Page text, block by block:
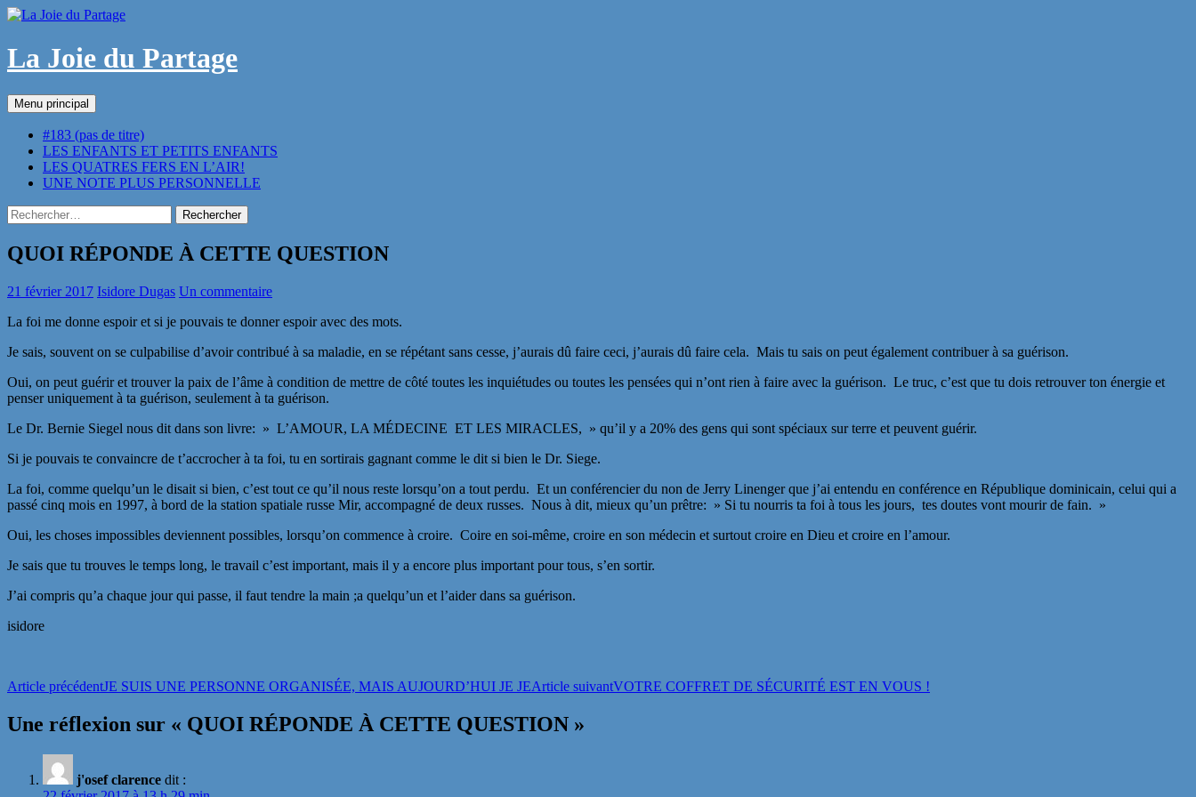
Aller
contenu
La Joie du Partage
Recherche
Menu principal
#183 (pas de titre)
LES ENFANTS ET PETITS ENFANTS
LES QUATRES FERS EN L’AIR!
UNE NOTE PLUS PERSONNELLE
Rechercher :
QUOI RÉPONDE À CETTE QUESTION
21 février 2017 Isidore Dugas Un commentaire
La foi me donne espoir et si je pouvais te donner espoir avec des mots.
Je sais, souvent on se culpabilise d’avoir contribué à sa maladie, en se répétant sans cesse, j’aurais dû faire ceci, j’aurais dû faire cela. Mais tu sais on peut également contribuer à sa guérison.
Oui, on peut guérir et trouver la paix de l’âme à condition de mettre de côté toutes les inquiétudes ou toutes les pensées qui n’ont rien à faire avec la guérison. Le truc, c’est que tu dois retrouver ton énergie et
penser uniquement à ta guérison, seulement à ta guérison.
Le Dr. Bernie Siegel nous dit dans son livre: » L’AMOUR, LA MÉDECINE ET LES MIRACLES, » qu’il y a 20% des gens qui sont spéciaux sur terre et peuvent guérir.
Si je pouvais te convaincre de t’accrocher à ta foi, tu en sortirais gagnant comme le dit si bien le Dr. Siege.
La foi, comme quelqu’un le disait si bien, c’est tout ce qu’il nous reste lorsqu’on a tout perdu. Et un conférencier du non de Jerry Linenger que j’ai entendu en conférence en République dominicain, celui qui a
passé cinq mois en 1997, à bord de la station spatiale russe Mir, accompagné de deux russes. Nous à dit, mieux qu’un prêtre: » Si tu nourris ta foi à tous les jours, tes doutes vont mourir de fain. »
Oui, les choses impossibles deviennent possibles, lorsqu’on commence à croire. Coire en soi-même, croire en son médecin et surtout croire en Dieu et croire en l’amour.
Je sais que tu trouves le temps long, le travail c’est important, mais il y a encore plus important pour tous, s’en sortir.
J’ai compris qu’a chaque jour qui passe, il faut tendre la main ;a quelqu’un et l’aider dans sa guérison.
isidore
Navigation
des
articles
Article précédentJE SUIS UNE PERSONNE ORGANISÉE, MAIS AUJOURD’HUI JE JEArticle suivantVOTRE COFFRET DE SÉCURITÉ EST EN VOUS !
Une réflexion sur « QUOI RÉPONDE À CETTE QUESTION »
j'osef clarence dit :